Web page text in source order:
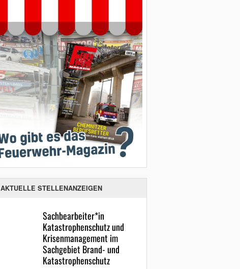
AKTUELLE STELLENANZEIGEN
Sachbearbeiter*in
Katastrophenschutz und
Krisenmanagement im
Sachgebiet Brand- und
Katastrophenschutz